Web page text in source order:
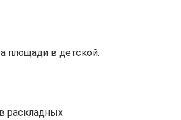
площади в детской.
раскладных